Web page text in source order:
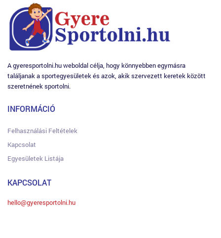
A gyeresportolni.hu weboldal célja, hogy könnyebben egymásra
találjanak a sportegyesületek és azok, akik szervezett keretek között
szeretnének sportolni.
INFORMÁCIÓ
Felhasználási Feltételek
Kapcsolat
Egyesületek Listája
KAPCSOLAT
hello@gyeresportolni.hu